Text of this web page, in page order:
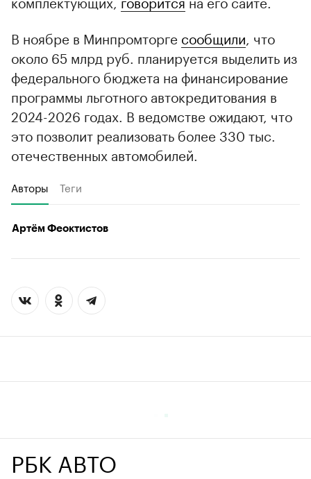
В ноябре в Минпромторге сообщили , что
около 65 млрд руб. планируется выделить из
федерального бюджета на финансирование
программы льготного автокредитования в
2024-2026 годах. В ведомстве ожидают, что
это позволит реализовать более 330 тыс.
отечественных автомобилей.
Авторы Теги
Артём Феоктистов
РБК АВТО